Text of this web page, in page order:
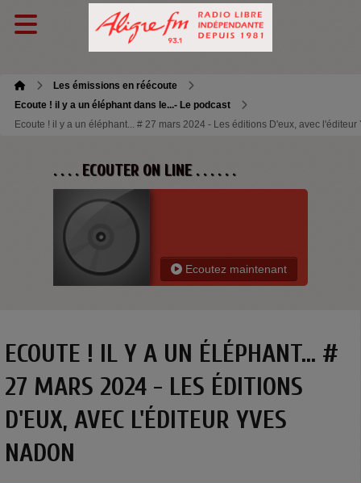
Les émissions en réécoute
Ecoute ! il y a un éléphant dans le...- Le podcast
Ecoute ! il y a un éléphant... # 27 mars 2024 - Les éditions D'eux, avec l'éditeur
. . . . ECOUTER ON LINE . . . . . .
Ecoutez maintenant
ECOUTE ! IL Y A UN ÉLÉPHANT... #
27 MARS 2024 - LES ÉDITIONS
D'EUX, AVEC L'ÉDITEUR YVES
NADON